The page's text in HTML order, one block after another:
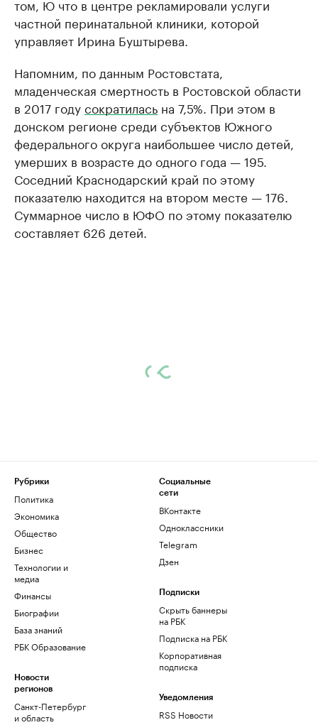
том, Ю что в центре рекламировали услуги
частной перинатальной клиники, которой
управляет Ирина Буштырева.
Напомним, по данным Ростовстата,
младенческая смертность в Ростовской области
в 2017 годусократилась на 7,5%. При этом в
донском регионе среди субъектов Южного
федерального округа наибольшее число детей,
умерших в возрасте до одного года — 195.
Соседний Краснодарский край по этому
показателю находится на втором месте — 176.
Суммарное число в ЮФО по этому показателю
составляет 626 детей.
Рубрики
Политика
Экономика
Общество
Бизнес
Технологии и
медиа
Финансы
Биографии
База знаний
РБК Образование
Новости
регионов
Санкт-Петербург
и область
Социальные
сети
ВКонтакте
Одноклассники
Telegram
Дзен
Подписки
Скрыть баннеры
на РБК
Подписка на РБК
Корпоративная
подписка
Уведомления
RSS Новости